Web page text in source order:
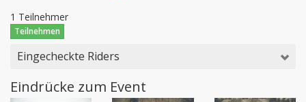
1 Teilnehmer
Teilnehmen
Eingecheckte Riders
Eindrücke zum Event